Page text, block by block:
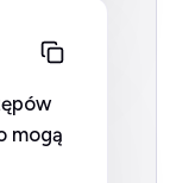
mogą